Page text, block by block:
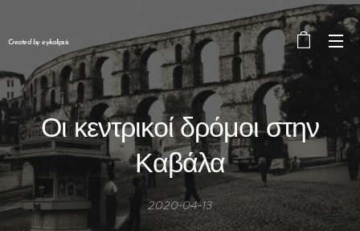
Created by eykalipsis
Οι κεντρικοί δρόμοι στην
Καβάλα
2020-04-13